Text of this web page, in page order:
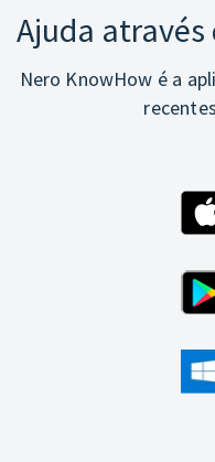
Ajuda
Nero KnowHow é a